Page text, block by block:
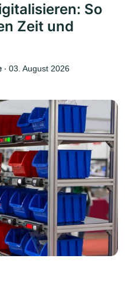
So
Zeit und
‧ 03. August 2026